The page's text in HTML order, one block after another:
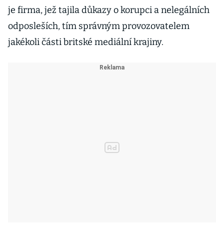
je firma, jež tajila důkazy o korupci a nelegálních
odposleších, tím správným provozovatelem
jakékoli části britské mediální krajiny.